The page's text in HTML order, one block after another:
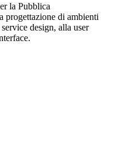
la Pubblica
progettazione di ambienti
design, alla user